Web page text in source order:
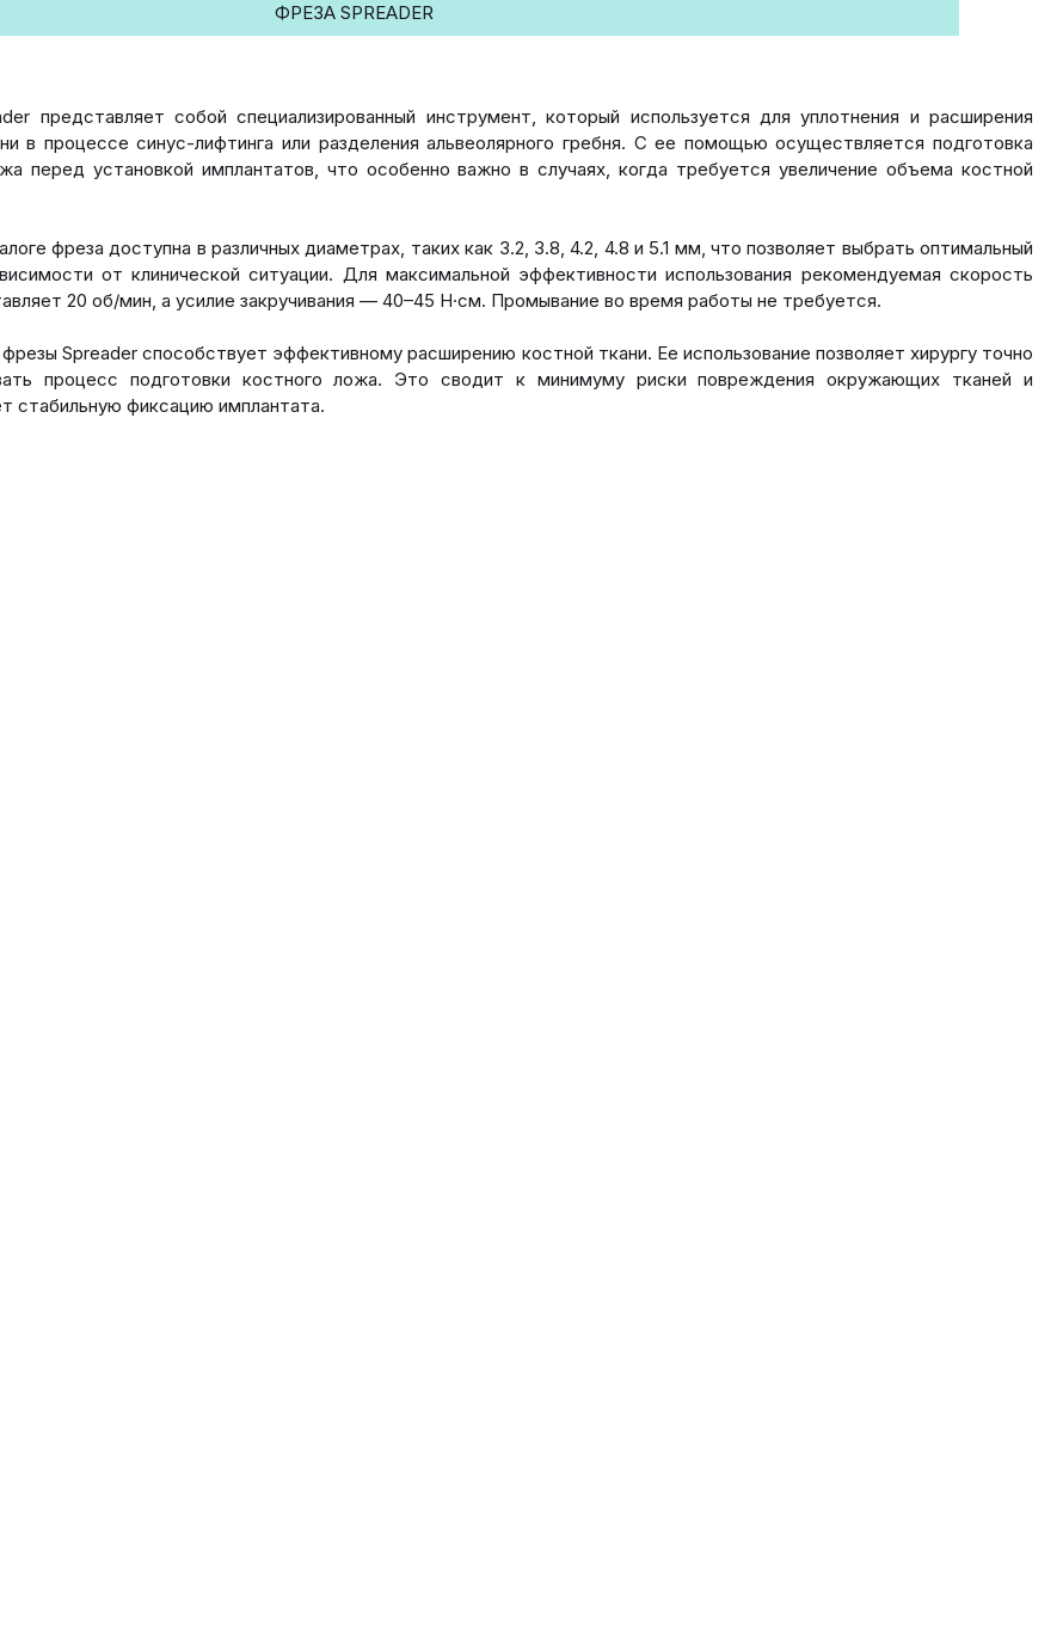
ФРЕЗА SPREADER
представляет собой специализированный инструмент, который используется для уплотнения и расширения
в процессе синус-лифтинга или разделения альвеолярного гребня. С ее помощью осуществляется подготовка
перед установкой имплантатов, что особенно важно в случаях, когда требуется увеличение объема костной
фреза доступна в различных диаметрах, таких как 3.2, 3.8, 4.2, 4.8 и 5.1 мм, что позволяет выбрать оптимальный
от клинической ситуации. Для максимальной эффективности использования рекомендуемая скорость
20 об/мин, а усилие закручивания — 40–45 Н·см. Промывание во время работы не требуется.
Spreader способствует эффективному расширению костной ткани. Ее использование позволяет хирургу точно
процесс подготовки костного ложа. Это сводит к минимуму риски повреждения окружающих тканей и
стабильную фиксацию имплантата.